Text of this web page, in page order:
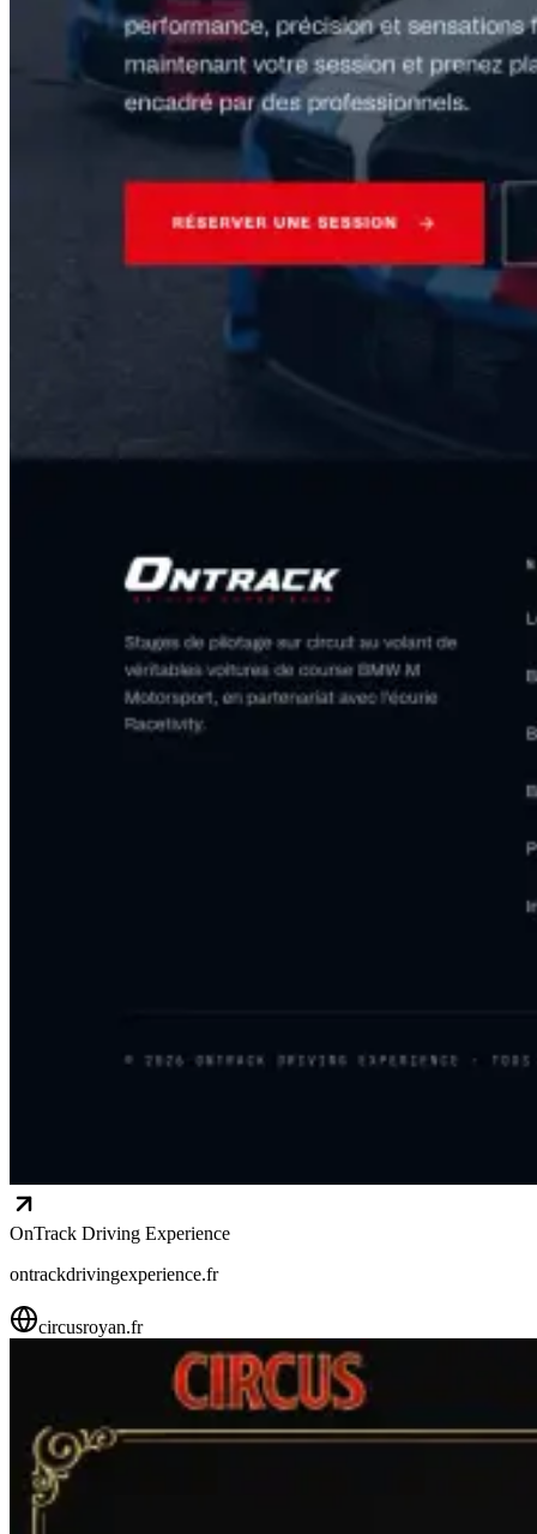
OnTrack Driving Experience
ontrackdrivingexperience.fr
circusroyan.fr